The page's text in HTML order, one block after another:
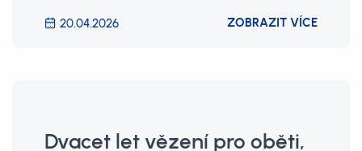
20.04.2026 ZOBRAZIT VÍCE
Dvacet let vězení pro oběti,